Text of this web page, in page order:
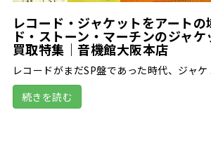
レコード・ジャケットをアート
ド・ストーン・マーチンのジャ
買取特集｜音機館大阪本店
レコードがまだSP盤であった時代、ジャケ
続きを読む